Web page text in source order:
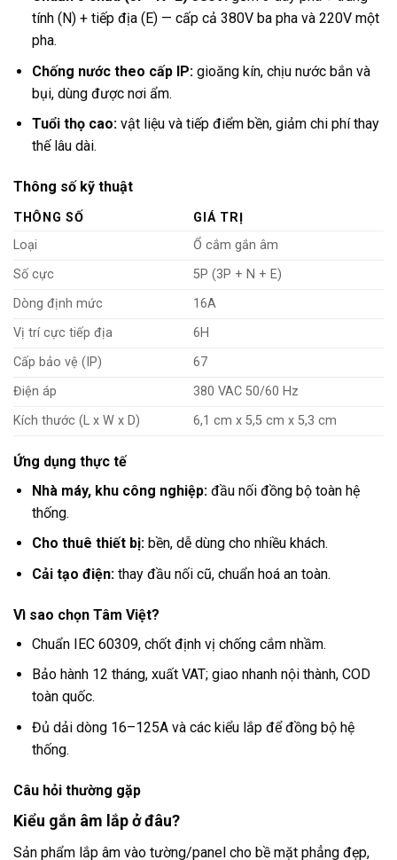
tính (N) + tiếp địa (E) — cấp cả 380V ba pha và 220V một
pha.
Chống nước theo cấp IP:gioăng kín, chịu nước bắn và
bụi, dùng được nơi ẩm.
Tuổi thọ cao:vật liệu và tiếp điểm bền, giảm chi phí thay
thế lâu dài.
Thông số kỹ thuật
THÔNG SỐ
GIÁ TRỊ
Loại
Ổ cắm gắn âm
Số cực
5P (3P + N + E)
Dòng định mức
16A
Vị trí cực tiếp địa
6H
Cấp bảo vệ (IP)
67
Điện áp
380 VAC 50/60 Hz
Kích thước (L x W x D)
6,1 cm x 5,5 cm x 5,3 cm
Ứng dụng thực tế
Nhà máy, khu công nghiệp:đầu nối đồng bộ toàn hệ
thống.
Cho thuê thiết bị:bền, dễ dùng cho nhiều khách.
Cải tạo điện:thay đầu nối cũ, chuẩn hoá an toàn.
Vì sao chọn Tâm Việt?
Chuẩn IEC 60309, chốt định vị chống cắm nhầm.
Bảo hành 12 tháng, xuất VAT; giao nhanh nội thành, COD
toàn quốc.
Đủ dải dòng 16–125A và các kiểu lắp để đồng bộ hệ
thống.
Câu hỏi thường gặp
Kiểu gắn âm lắp ở đâu?
Sản phẩm lắp âm vào tường/panel cho bề mặt phẳng đẹp,